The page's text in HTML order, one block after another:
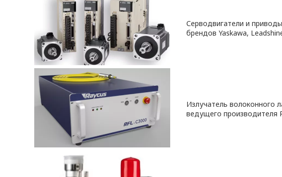
Серводвигатели и
брендов Yaskawa,
Излучатель волоконного
ведущего производителя